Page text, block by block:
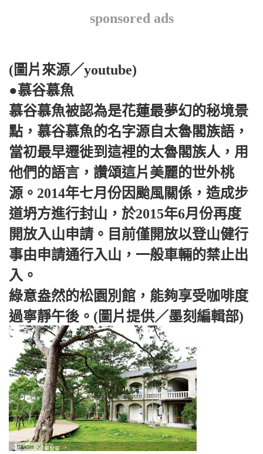
sponsored ads
(圖片來源／youtube)
●慕谷慕魚
慕谷慕魚被認為是花蓮最夢幻的秘境景
點，慕谷慕魚的名字源自太魯閣族語，
當初最早遷徙到這裡的太魯閣族人，用
他們的語言，讚頌這片美麗的世外桃
源。2014年七月份因颱風關係，造成步
道坍方進行封山，於2015年6月份再度
開放入山申請。目前僅開放以登山健行
事由申請通行入山，一般車輛的禁止出
入。
綠意盎然的松園別館，能夠享受咖啡度
過寧靜午後。(圖片提供／墨刻編輯部)